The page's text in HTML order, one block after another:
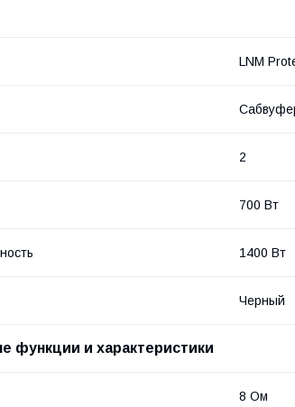
LNM
2
700 Вт
1400 Вт
Черный
функции и характеристики
8 Ом